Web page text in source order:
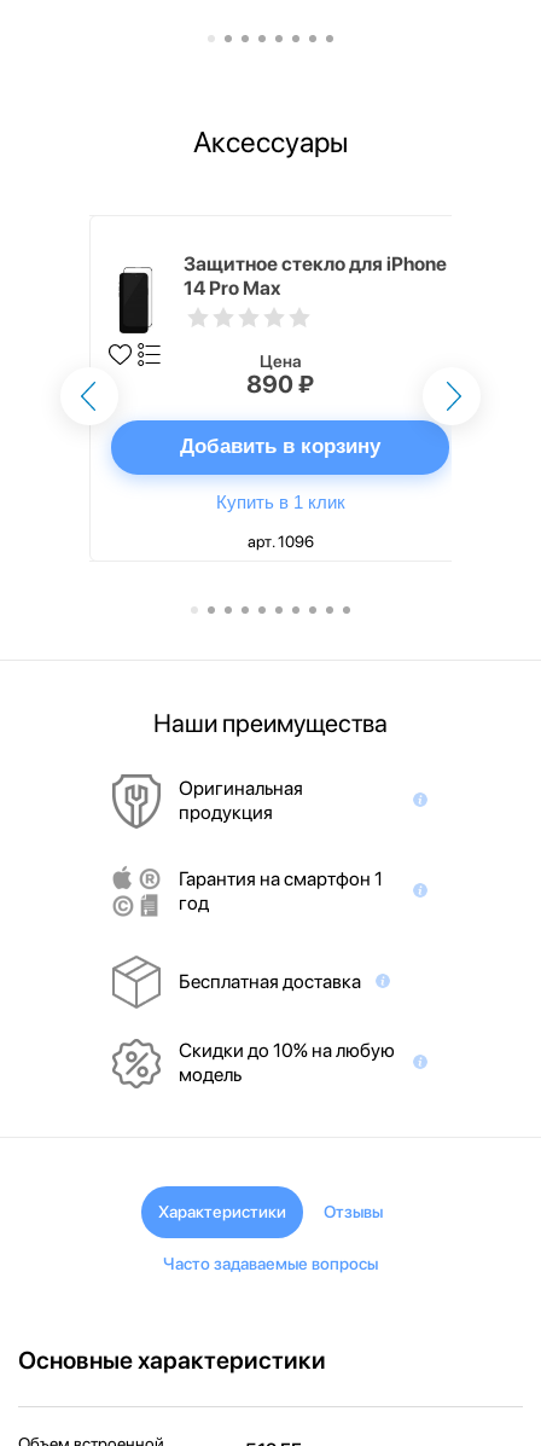
Аксессуары
Защитное стекло для iPhone
14 Pro Max
Цена
890 ₽
Добавить в корзину
Купить в 1 клик
арт. 1096
Наши преимущества
Оригинальная
продукция
Гарантия на смартфон 1
год
Бесплатная доставка
Скидки до 10% на любую
модель
Характеристики Отзывы
Часто задаваемые вопросы
Основные характеристики